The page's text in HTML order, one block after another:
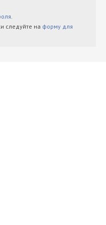
.
следуйте на форму для